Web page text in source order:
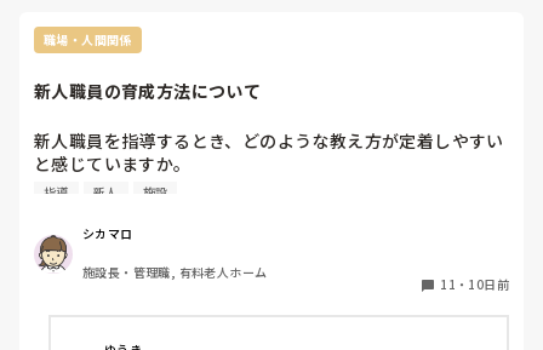
職場・人間関係
新人職員の育成方法について
新人職員を指導するとき、どのような教え方が定着しやすい
と感じていますか。
一度に教える量やフォローの方法など、工夫されていること
参考にしたいと思っています。
指導 新人 施設
シカマロ
施設長・管理職, 有料老人ホーム
11 ・ 10日前